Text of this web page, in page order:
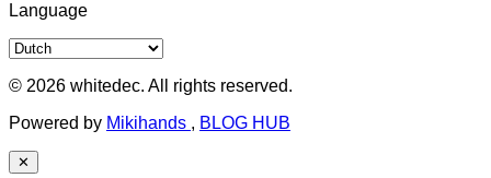
Language
© 2026 whitedec. All rights reserved.
Powered by Mikihands , BLOG HUB
✕